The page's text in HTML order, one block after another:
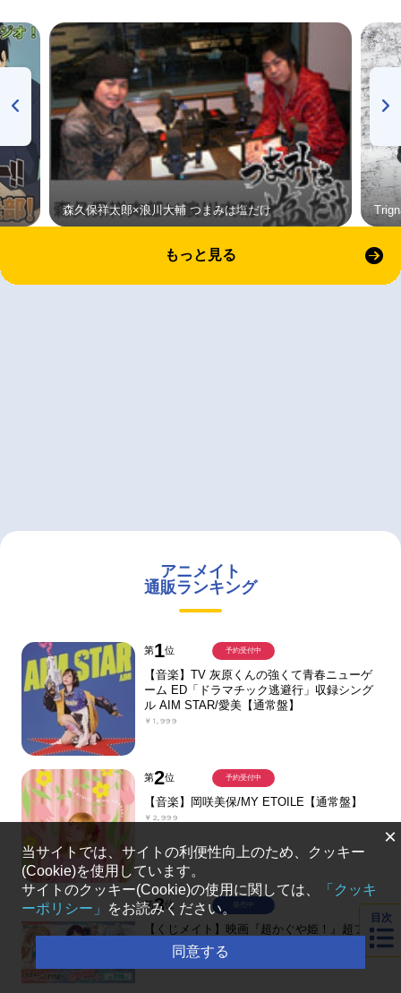
森久保祥太郎×浪川大輔 つまみは塩だけ
もっと見る
アニメイト
通販ランキング
第1位
【音楽】TV 灰原くんの強くて青春ニューゲ
ーム ED「ドラマチック逃避行」収録シング
ル AIM STAR/愛美【通常盤】
￥1,999
予約受付中
第2位
【音楽】岡咲美保/MY ETOILE【通常盤】
￥2,999
予約受付中
第3位
【くじメイト】映画『超かぐや姫！』超ファ
ンサ！ver. くじメイト
発売中
目次
×
当サイトでは、サイトの利便性向上のため、クッキー
(Cookie)を使用しています。
サイトのクッキー(Cookie)の使用に関しては、
「クッキ
ーポリシー」
をお読みください。
同意する